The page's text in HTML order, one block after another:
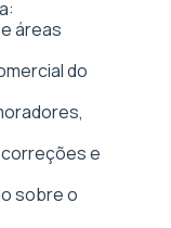
áreas
do
e
sobre o